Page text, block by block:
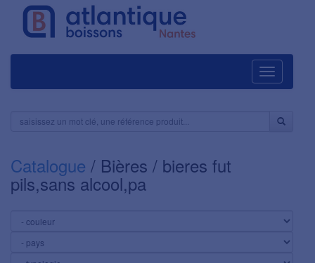
Navigation
Catalogue / Bières / bieres fut
pils,sans alcool,pa